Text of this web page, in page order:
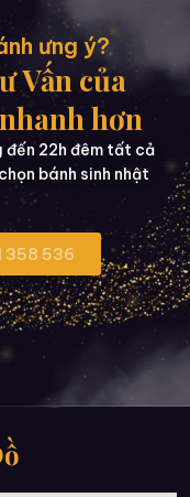
ưng ý?
Vấn của
hơn
đến 22h đêm tất cả
bánh sinh nhật
358 536